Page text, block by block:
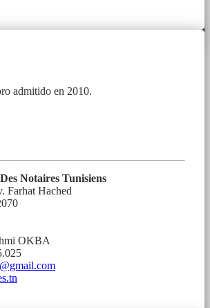
admitido en 2010.
Notaires Tunisiens
Farhat Hached
OKBA